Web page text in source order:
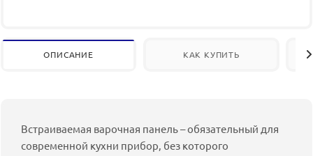
ОПИСАНИЕ КАК КУПИТЬ
Встраиваемая варочная панель – обязательный для
современной кухни прибор, без которого